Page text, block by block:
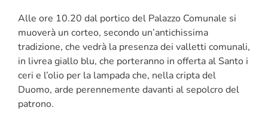
Alle ore 10.20 dal portico del Palazzo Comunale si
muoverà un corteo, secondo un’antichissima
tradizione, che vedrà la presenza dei valletti comunali,
in livrea giallo blu, che porteranno in offerta al Santo i
ceri e l’olio per la lampada che, nella cripta del
Duomo, arde perennemente davanti al sepolcro del
patrono.